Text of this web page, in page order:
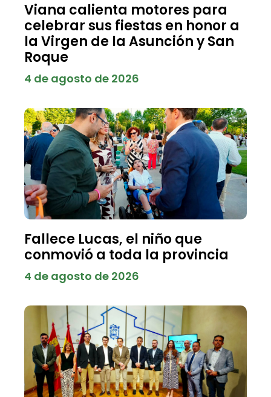
Viana calienta motores para
celebrar sus fiestas en honor a
la Virgen de la Asunción y San
Roque
4 de agosto de 2026
Fallece Lucas, el niño que
conmovió a toda la provincia
4 de agosto de 2026